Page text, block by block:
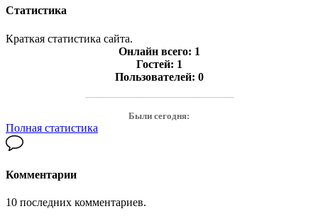
Статистика
Краткая статистика сайта.
Онлайн всего: 1
Гостей: 1
Пользователей: 0
───────────────────
Были сегодня:
Полная статистика
Комментарии
10 последних комментариев.